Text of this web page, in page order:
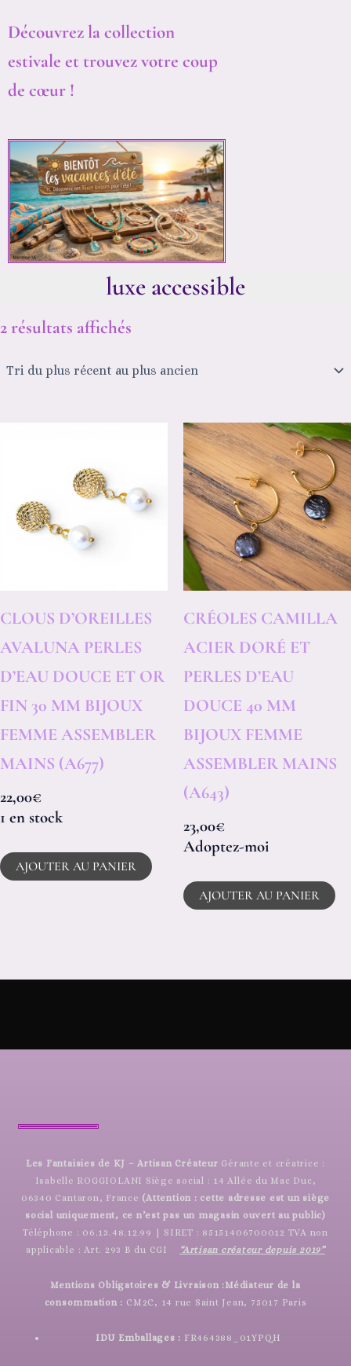
Découvrez la collection
estivale et trouvez votre coup
de cœur !
luxe accessible
2 résultats affichés
CLOUS D’OREILLES
AVALUNA PERLES
D’EAU DOUCE ET OR
FIN 30 MM BIJOUX
FEMME ASSEMBLER
MAINS (A677)
22,00€
1 en stock
AJOUTER AU PANIER
CRÉOLES CAMILLA
ACIER DORÉ ET
PERLES D’EAU
DOUCE 40 MM
BIJOUX FEMME
ASSEMBLER MAINS
(A643)
23,00€
Adoptez-moi
AJOUTER AU PANIER
Les Fantaisies de KJ – Artisan Créateur Gérante et créatrice :
Isabelle ROGGIOLANI Siège social : 14 Allée du Mac Duc,
06340 Cantaron, France (Attention : cette adresse est un siège
social uniquement, ce n’est pas un magasin ouvert au public)
Téléphone : 06.13.48.12.99 | SIRET : 85151406700012 TVA non
applicable : Art. 293 B du CGI
“Artisan créateur depuis 2019”
Mentions Obligatoires & Livraison :Médiateur de la
consommation : CM2C, 14 rue Saint Jean, 75017 Paris
IDU Emballages : FR464388_01YPQH